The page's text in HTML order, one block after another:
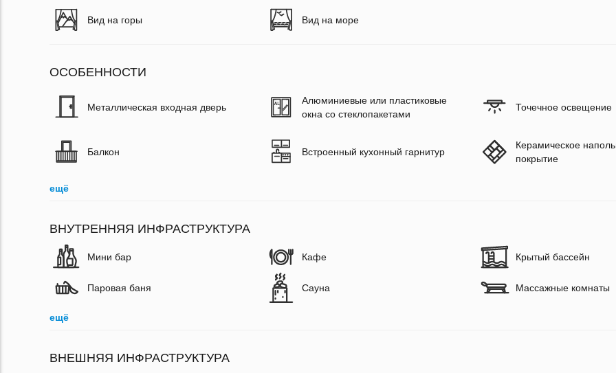
Вид на горы Вид на море
ОСОБЕННОСТИ
Металлическая входная дверь
Алюминиевые или пластиковые
окна со стеклопакетами
Точечное освещение
Балкон Встроенный кухонный гарнитур
Керамическое
покрытие
ещё
ВНУТРЕННЯЯ ИНФРАСТРУКТУРА
Мини бар Кафе Крытый бассейн
Паровая баня Сауна Массажные комнаты
ещё
ВНЕШНЯЯ ИНФРАСТРУКТУРА